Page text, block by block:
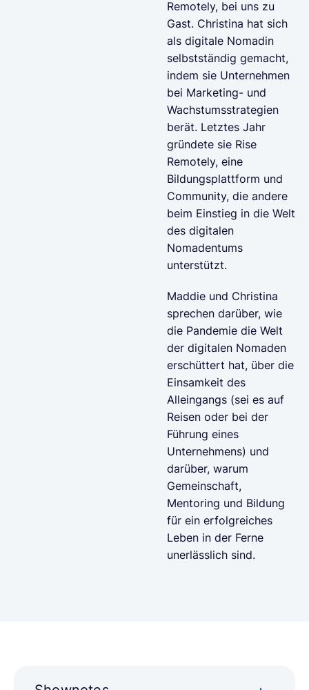
Remotely, bei uns zu
Gast. Christina hat sich
als digitale Nomadin
selbstständig gemacht,
indem sie Unternehmen
bei Marketing- und
Wachstumsstrategien
berät. Letztes Jahr
gründete sie Rise
Remotely, eine
Bildungsplattform und
Community, die andere
beim Einstieg in die Welt
des digitalen
Nomadentums
unterstützt.
Maddie und Christina
sprechen darüber, wie
die Pandemie die Welt
der digitalen Nomaden
erschüttert hat, über die
Einsamkeit des
Alleingangs (sei es auf
Reisen oder bei der
Führung eines
Unternehmens) und
darüber, warum
Gemeinschaft,
Mentoring und Bildung
für ein erfolgreiches
Leben in der Ferne
unerlässlich sind.